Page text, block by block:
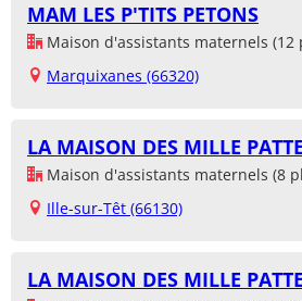
MAM LES P'TITS PETONS
Maison d'assistants maternels (12
Marquixanes (66320)
LA MAISON DES MILLE
Maison d'assistants maternels (8
Ille-sur-Têt (66130)
LA MAISON DES MILLE